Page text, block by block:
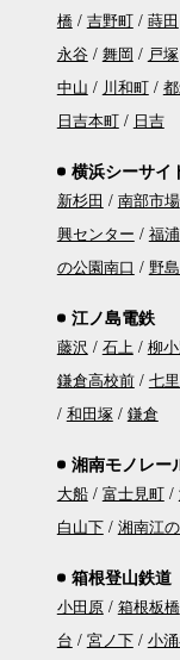
橋
吉野町 蒔田
永谷
舞岡 戸塚
中山
川和町
日吉本町
日吉
横浜シーサイ
新杉田 南部市場
興センター
福浦
の公園南口
野
江ノ島電鉄
藤沢 石上 柳
鎌倉高校前
七
和田塚
鎌倉
湘南モノレー
大船 富士見町
白山下
湘南江
箱根登山鉄道
小田原 箱根板橋
台
宮ノ下 小